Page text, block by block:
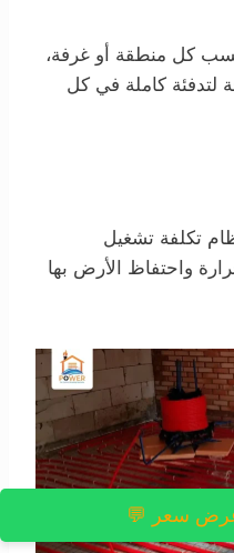
كل منطقة أو غرفة،
لتدفئة كاملة في كل
تكلفة تشغيل
واحتفاظ الأرض بها
عرض سعر 💬